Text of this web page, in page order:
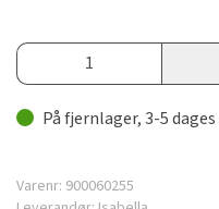
På fjernlager, 3-5 dages
Varenr: 900060255